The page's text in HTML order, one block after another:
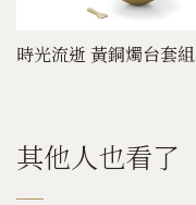
時光流逝 黃銅燭台套組
其他人也看了